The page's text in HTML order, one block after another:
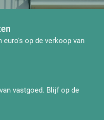
euro's op de verkoop van
vastgoed. Blijf op de